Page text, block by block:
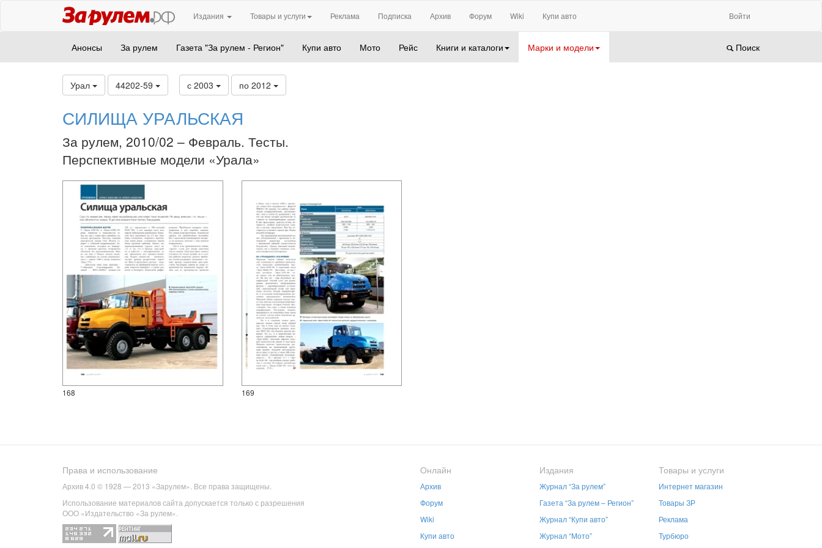
Издания Товары и услуги Реклама Подписка Архив Форум Wiki Купи авто Войти
Анонсы За рулем Газета "За рулем - Регион" Купи авто Мото Рейс Книги и каталоги Марки и модели Поиск
Урал 44202-59 с 2003 по 2012
СИЛИЩА УРАЛЬСКАЯ
За рулем, 2010/02 – Февраль. Тесты.
Перспективные модели «Урала»
168 169
Права и использование
Архив 4.0 © 1928 — 2013 «Зарулем». Все права защищены.
Использование материалов сайта допускается только с разрешения
ООО «Издательство «За рулем».
Онлайн
Архив
Форум
Wiki
Купи авто
Издания
Журнал “За рулем”
Газета “За рулем – Регион”
Журнал “Купи авто”
Журнал “Мото”
Товары и услуги
Интернет магазин
Товары ЗР
Реклама
Турбюро